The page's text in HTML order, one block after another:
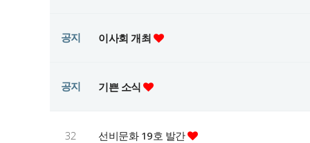
공지 이사회 개최
공지 기쁜 소식
32 선비문화 19호 발간